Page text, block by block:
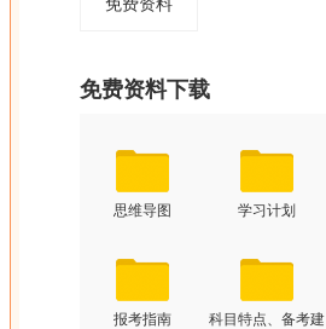
免费资料
免费资料下载
思维导图 学习计划
报考指南
科目特点、备考建